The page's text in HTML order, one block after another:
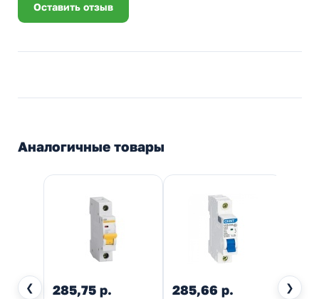
Оставить отзыв
Аналогичные товары
❮ ❯
285,75 р. 285,66 р.